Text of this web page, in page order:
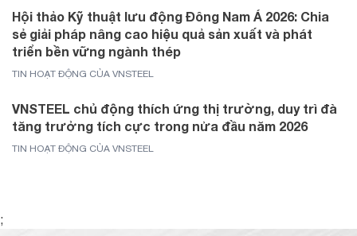
Hội thảo Kỹ thuật lưu động Đông Nam Á 2026: Chia
sẻ giải pháp nâng cao hiệu quả sản xuất và phát
triển bền vững ngành thép
TIN HOẠT ĐỘNG CỦA VNSTEEL
VNSTEEL chủ động thích ứng thị trường, duy trì đà
tăng trưởng tích cực trong nửa đầu năm 2026
TIN HOẠT ĐỘNG CỦA VNSTEEL
;